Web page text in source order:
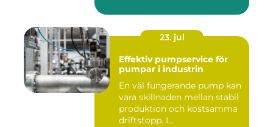
23. jul
Effektiv pumpservice för
pumpar i industrin
En väl fungerande pump kan
vara skillnaden mellan stabil
produktion och kostsamma
driftstopp. I...